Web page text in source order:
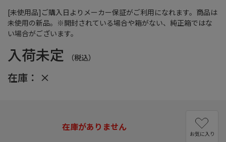
[未使用品]ご購入日よりメーカー保証がご利用になれます。商品は
未使用の新品。※開封されている場合や箱がない、純正箱ではな
い場合がございます。
入荷未定 （税込）
在庫： ×
在庫がありません
お気に入り